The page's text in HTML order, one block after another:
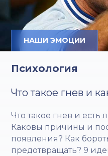
НАШИ ЭМОЦИИ
Психология
Что такое гнев и
Что такое гнев и есть
Каковы причины и
появления? Как
предотвращать? 9